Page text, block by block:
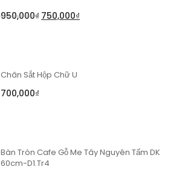
950,000₫ 750,000₫
Chân Sắt Hộp Chữ U
700,000₫
Bàn Tròn Cafe Gỗ Me Tây Nguyên Tấm DK
60cm-D1.Tr4